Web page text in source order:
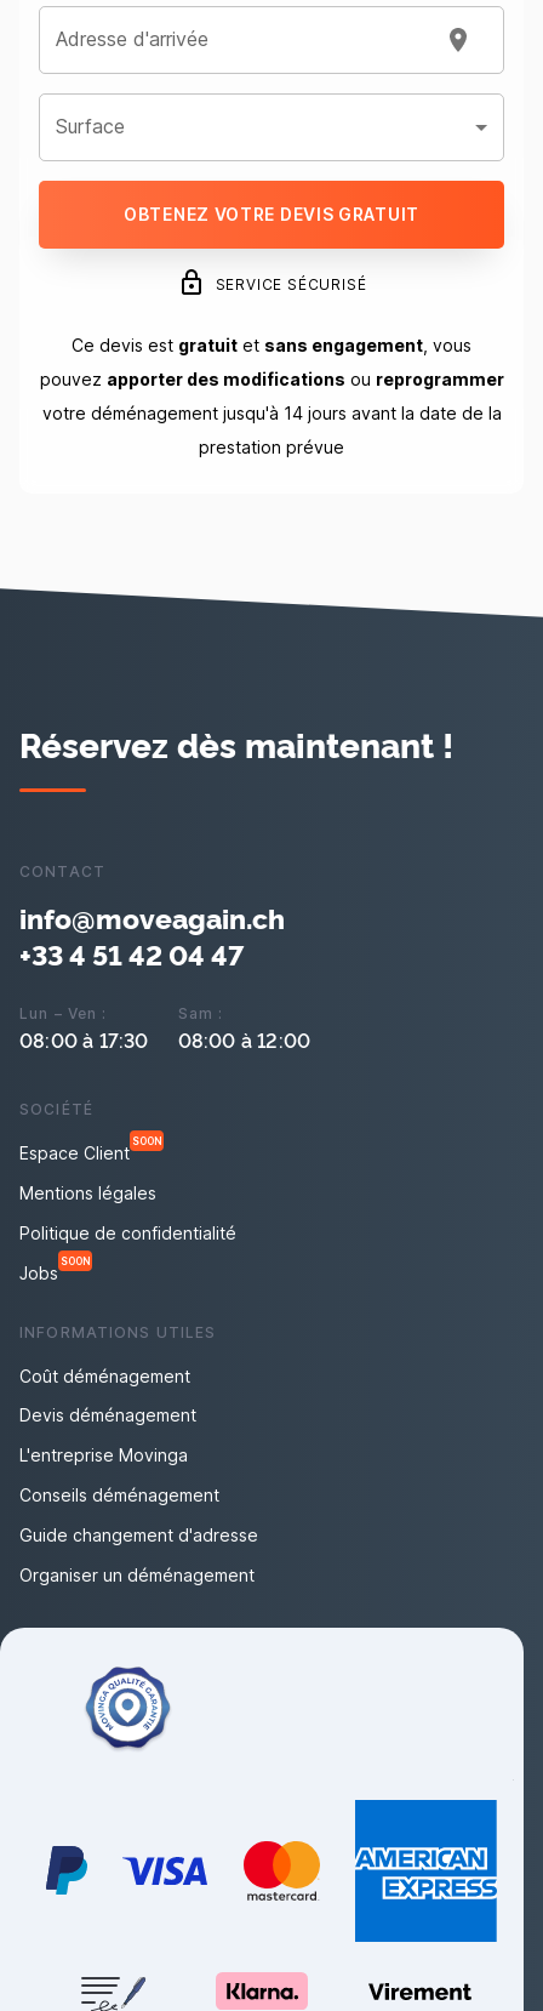
Adresse d'arrivée
Surface
OBTENEZ VOTRE DEVIS GRATUIT
SERVICE SÉCURISÉ
Ce devis est gratuit et sans engagement , vous
pouvez apporter des modifications ou reprogrammer
votre déménagement jusqu'à 14 jours avant la date de la
prestation prévue
Réservez dès maintenant !
CONTACT
info@moveagain.ch
+33 4 51 42 04 47
Lun – Ven :
08:00 à 17:30
Sam :
08:00 à 12:00
SOCIÉTÉ
Espace Client
SOON
Mentions légales
Politique de confidentialité
Jobs
SOON
INFORMATIONS UTILES
Coût déménagement
Devis déménagement
L'entreprise Movinga
Conseils déménagement
Guide changement d'adresse
Organiser un déménagement